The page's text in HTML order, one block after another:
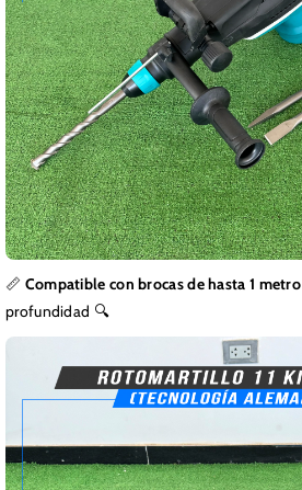
📏 Compatible con brocas de hasta 1 metro
profundidad 🔍